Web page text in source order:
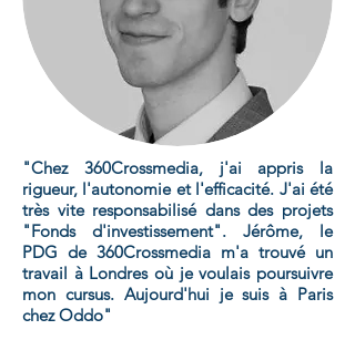
"Chez 360Crossmedia, j'ai appris la
rigueur, l'autonomie et l'efficacité. J'ai été
très vite responsabilisé dans des projets
"Fonds d'investissement". Jérôme, le
PDG de 360Crossmedia m'a trouvé un
travail à Londres où je voulais poursuivre
mon cursus. Aujourd'hui je suis à Paris
chez Oddo"